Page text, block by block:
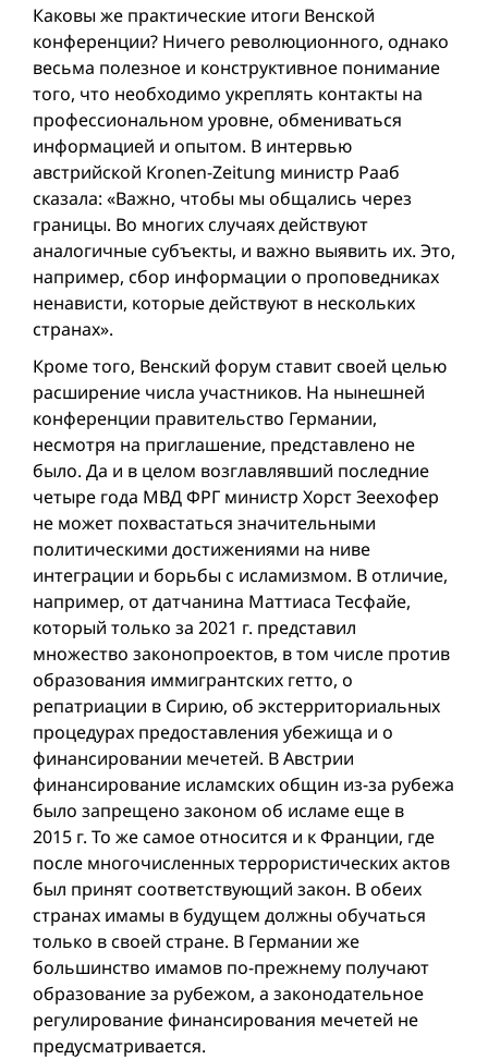
Каковы же практические итоги Венской
конференции? Ничего революционного, однако
весьма полезное и конструктивное понимание
того, что необходимо укреплять контакты на
профессиональном уровне, обмениваться
информацией и опытом. В интервью
австрийской Kronen-Zeitung министр Рааб
сказала: «Важно, чтобы мы общались через
границы. Во многих случаях действуют
аналогичные субъекты, и важно выявить их. Это,
например, сбор информации о проповедниках
ненависти, которые действуют в нескольких
странах».
Кроме того, Венский форум ставит своей целью
расширение числа участников. На нынешней
конференции правительство Германии,
несмотря на приглашение, представлено не
было. Да и в целом возглавлявший последние
четыре года МВД ФРГ министр Хорст Зеехофер
не может похвастаться значительными
политическими достижениями на ниве
интеграции и борьбы с исламизмом. В отличие,
например, от датчанина Маттиаса Тесфайе,
который только за 2021 г. представил
множество законопроектов, в том числе против
образования иммигрантских гетто, о
репатриации в Сирию, об экстерриториальных
процедурах предоставления убежища и о
финансировании мечетей. В Австрии
финансирование исламских общин из-за рубежа
было запрещено законом об исламе еще в
2015 г. То же самое относится и к Франции, где
после многочисленных террористических актов
был принят соответствующий закон. В обеих
странах имамы в будущем должны обучаться
только в своей стране. В Германии же
большинство имамов по-прежнему получают
образование за рубежом, а законодательное
регулирование финансирования мечетей не
предусматривается.